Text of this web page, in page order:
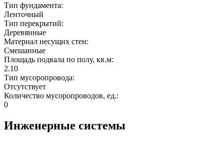
Тип фундамента:
Ленточный
Тип перекрытий:
Деревянные
Материал несущих стен:
Смешанные
Площадь подвала по полу, кв.м:
2.10
Тип мусоропровода:
Отсутствует
Количество мусоропроводов, ед.:
0
Инженерные системы